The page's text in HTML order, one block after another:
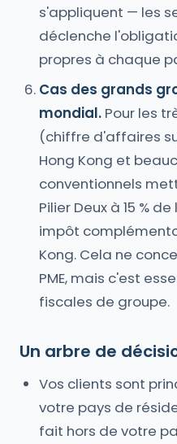
s'appliquent — les
déclenche
propres à chaque
Cas des grands
mondial. Pour les
(chiffre d'affaires
Hong Kong et
conventionnels
Pilier Deux à 15 %
impôt
Kong. Cela ne
PME, mais c'est
fiscales de groupe.
Un arbre de
Vos clients sont
votre pays de
fait hors de votre